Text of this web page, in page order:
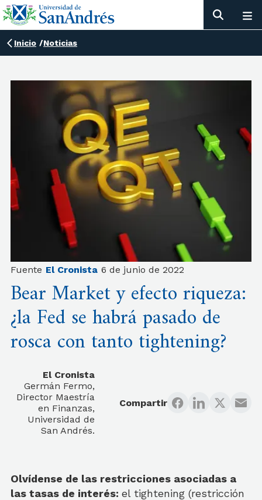
Inicio /Noticias
Fuente El Cronista 6 de junio de 2022
Bear Market y efecto riqueza:
¿la Fed se habrá pasado de
rosca con tanto tightening?
El Cronista
Germán Fermo,
Director Maestría
en Finanzas,
Universidad de
San Andrés.
Compartir
Olvídense de las restricciones asociadas a
las tasas de interés: el tightening (restricción